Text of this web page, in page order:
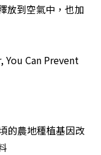
放到空氣中，也加
You Can Prevent
的農地種植基因改